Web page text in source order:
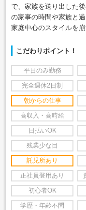
で、家族を送り出した
の家事の時間や家族と
家庭中心のスタイルを
こだわりポイント！
平日のみ勤務
完全週休2日制
朝からの仕事
高収入・高時給
日払いOK
残業少な目
託児所あり
正社員登用あり
初心者OK
学歴・年齢不問